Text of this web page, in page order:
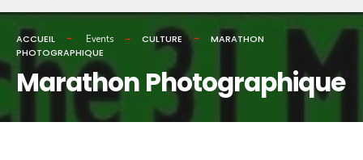
ACCUEIL Events CULTURE
MARATHON
PHOTOGRAPHIQUE
Marathon Photographique